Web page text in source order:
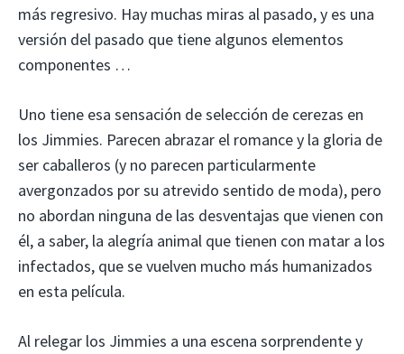
más regresivo. Hay muchas miras al pasado, y es una
versión del pasado que tiene algunos elementos
componentes …
Uno tiene esa sensación de selección de cerezas en
los Jimmies. Parecen abrazar el romance y la gloria de
ser caballeros (y no parecen particularmente
avergonzados por su atrevido sentido de moda), pero
no abordan ninguna de las desventajas que vienen con
él, a saber, la alegría animal que tienen con matar a los
infectados, que se vuelven mucho más humanizados
en esta película.
Al relegar los Jimmies a una escena sorprendente y